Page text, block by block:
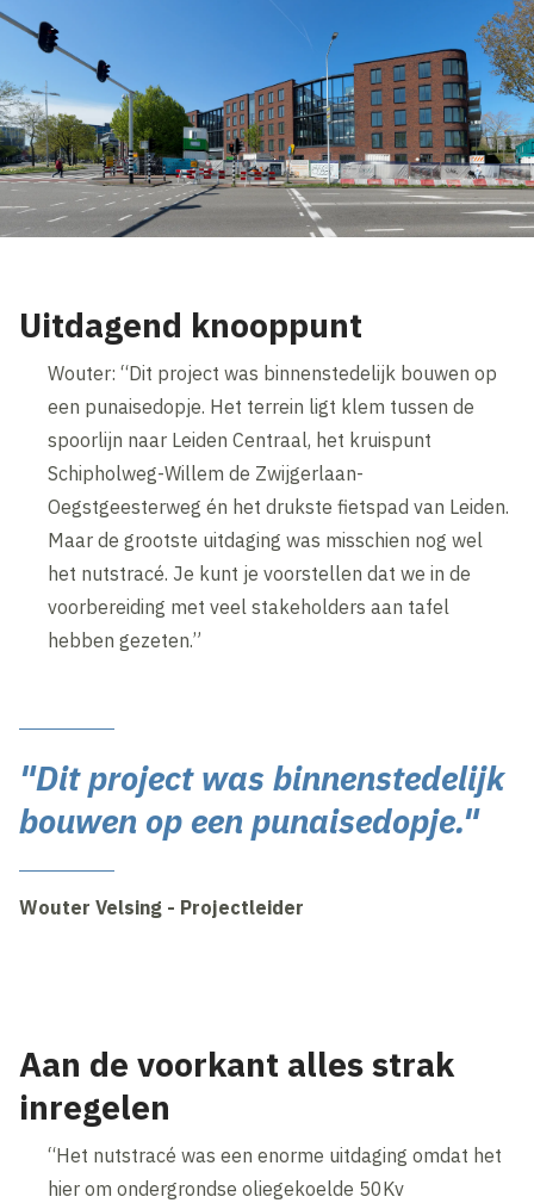
Uitdagend knooppunt
Wouter: “Dit project was binnenstedelijk bouwen op
een punaisedopje. Het terrein ligt klem tussen de
spoorlijn naar Leiden Centraal, het kruispunt
Schipholweg-Willem de Zwijgerlaan-
Oegstgeesterweg én het drukste fietspad van Leiden.
Maar de grootste uitdaging was misschien nog wel
het nutstracé. Je kunt je voorstellen dat we in de
voorbereiding met veel stakeholders aan tafel
hebben gezeten.”
"Dit project was binnenstedelijk
bouwen op een punaisedopje."
Wouter Velsing - Projectleider
Aan de voorkant alles strak
inregelen
“Het nutstracé was een enorme uitdaging omdat het
hier om ondergrondse oliegekoelde 50Kv